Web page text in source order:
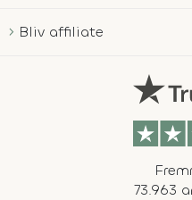
Bliv affiliate
73.963